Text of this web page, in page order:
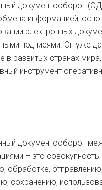
документооборот
информацией,
электронных
подписями. Он уже
в развитых странах
инструмент
документооборот
– это
обработке,
сохранению,